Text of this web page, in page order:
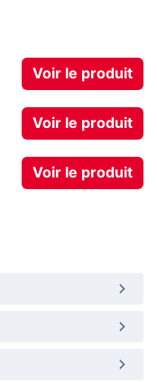
Voir le produit
Voir le produit
Voir le produit